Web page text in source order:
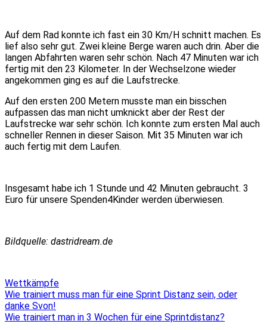
Auf dem Rad konnte ich fast ein 30 Km/H schnitt machen. Es
lief also sehr gut. Zwei kleine Berge waren auch drin. Aber die
langen Abfahrten waren sehr schön. Nach 47 Minuten war ich
fertig mit den 23 Kilometer. In der Wechselzone wieder
angekommen ging es auf die Laufstrecke.
Auf den ersten 200 Metern musste man ein bisschen
aufpassen das man nicht umknickt aber der Rest der
Laufstrecke war sehr schön. Ich konnte zum ersten Mal auch
schneller Rennen in dieser Saison. Mit 35 Minuten war ich
auch fertig mit dem Laufen.
Insgesamt habe ich 1 Stunde und 42 Minuten gebraucht. 3
Euro für unsere Spenden4Kinder werden überwiesen.
Bildquelle: dastridream.de
Wettkämpfe
Beitragsnavigation
Wie trainiert muss man für eine Sprint Distanz sein, oder
danke Svon!
Wie trainiert man in 3 Wochen für eine Sprintdistanz?